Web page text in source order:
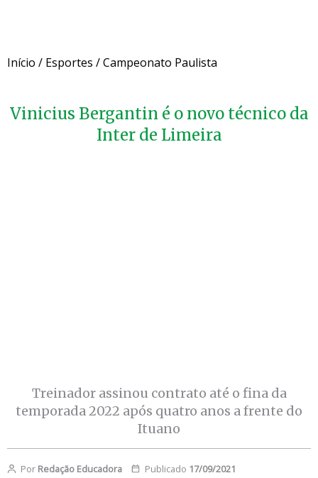
Início / Esportes /Campeonato Paulista
Vinicius Bergantin é o novo técnico da
Inter de Limeira
Treinador assinou contrato até o fina da
temporada 2022 após quatro anos a frente do
Ituano
Por Redação Educadora Publicado 17/09/2021